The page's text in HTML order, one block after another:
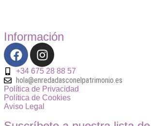
Información
+34 675 28 88 57
hola@enredadasconelpatrimonio.es
Política de Privacidad
Política de Cookies
Aviso Legal